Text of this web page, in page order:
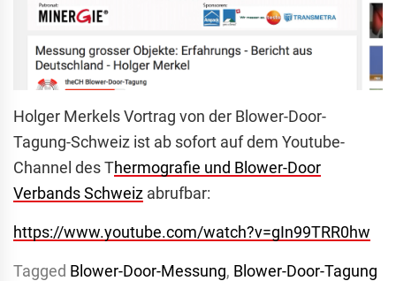
Holger Merkels Vortrag von der Blower-Door-
Tagung-Schweiz ist ab sofort auf dem Youtube-
Channel des Thermografie und Blower-Door
Verbands Schweiz abrufbar:
https://www.youtube.com/watch?v=gIn99TRR0hw
Tagged Blower-Door-Messung, Blower-Door-Tagung